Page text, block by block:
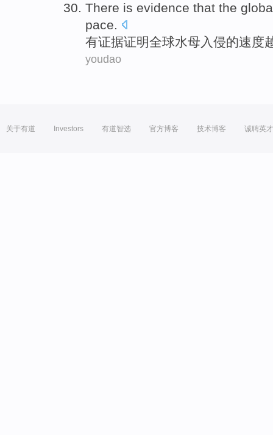
There is evidence that the
pace.
有证据证明全球水母 入侵的速度
youdao
关于有道 Investors 有道智选 官方博客 技术博客 诚聘英才